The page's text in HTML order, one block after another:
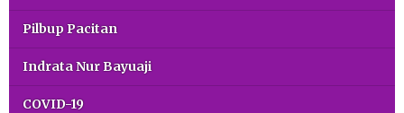
Pilbup Pacitan
Indrata Nur Bayuaji
COVID-19